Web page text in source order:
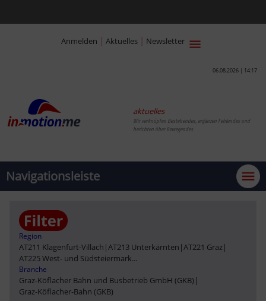
Anmelden | Aktuelles | Newsletter
06.08.2026 | 14:17
aktuelles
Wir verknüpfen Bestehendes, ergänzen Fehlendes und
berichten über Bewegendes
Navigationsleiste
Region
AT211 Klagenfurt-Villach |AT213 Unterkärnten |AT221 Graz|
AT225 West- und Südsteiermark...
Branche
Graz-Köflacher Bahn und Busbetrieb GmbH (GKB) |
Graz-Köflacher-Bahn (GKB)